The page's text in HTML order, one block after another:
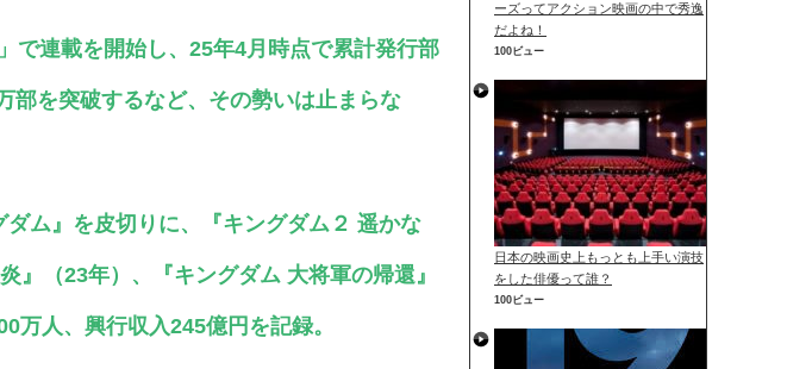
で連載を開始し、25年4月時点で累計発行部
部を突破するなど、その勢いは止まらな
ム』を皮切りに、『キングダム２ 遥かな
』（23年）、『キングダム 大将軍の帰還』
万人、興行収入245億円を記録。
ーズってアクション映画の中で秀逸
だよね！
100ビュー
日本の映画史上もっとも上手い演技
をした俳優って誰？
100ビュー